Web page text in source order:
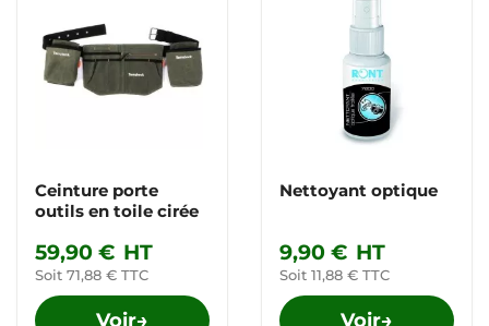
Ceinture porte
outils en toile cirée
59,90 € HT
Soit 71,88 € TTC
Voir→
Nettoyant optique
9,90 € HT
Soit 11,88 € TTC
Voir→